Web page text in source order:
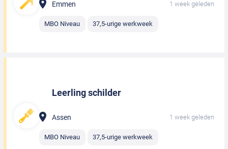
Emmen 1 week geleden
MBO Niveau 37,5-urige werkweek
Leerling schilder
Assen 1 week geleden
MBO Niveau 37,5-urige werkweek